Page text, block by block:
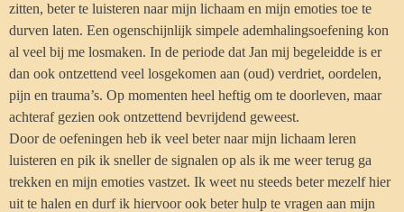
zitten, beter te luisteren naar mijn lichaam en mijn emoties toe te
durven laten. Een ogenschijnlijk simpele ademhalingsoefening kon
al veel bij me losmaken. In de periode dat Jan mij begeleidde is er
dan ook ontzettend veel losgekomen aan (oud) verdriet, oordelen,
pijn en trauma’s. Op momenten heel heftig om te doorleven, maar
achteraf gezien ook ontzettend bevrijdend geweest.
Door de oefeningen heb ik veel beter naar mijn lichaam leren
luisteren en pik ik sneller de signalen op als ik me weer terug ga
trekken en mijn emoties vastzet. Ik weet nu steeds beter mezelf hier
uit te halen en durf ik hiervoor ook beter hulp te vragen aan mijn